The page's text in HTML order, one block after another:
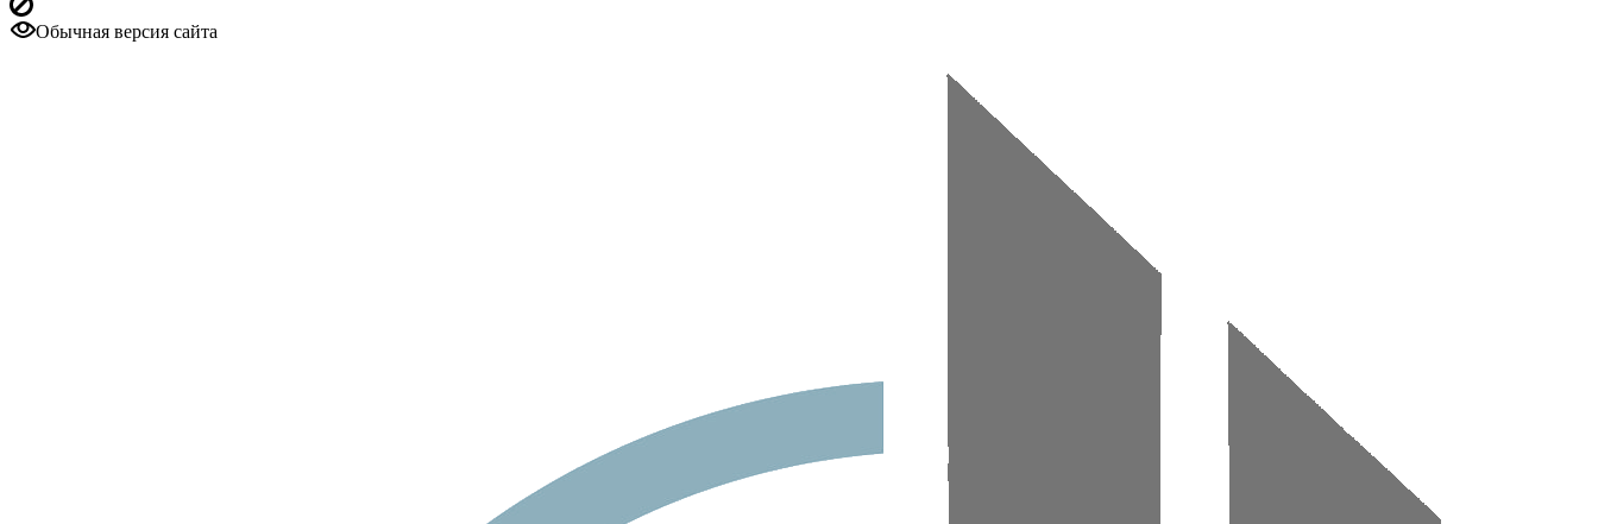
Обычная версия сайта